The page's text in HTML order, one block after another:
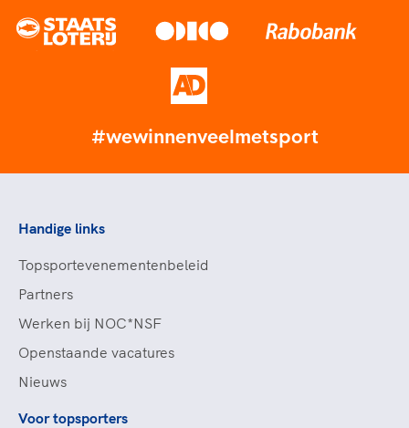
#wewinnenveelmetsport
Handige links
Topsportevenementenbeleid
Partners
Werken bij NOC*NSF
Openstaande vacatures
Nieuws
Voor topsporters